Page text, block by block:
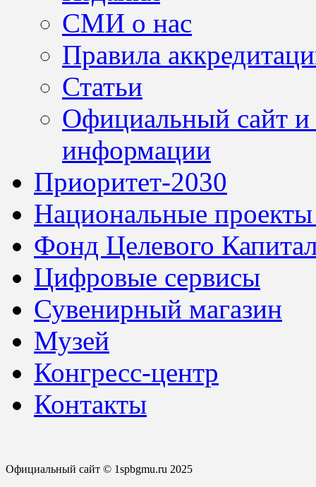
СМИ о нас
Правила
Статьи
Официальный сайт
информации
Приоритет-2030
Национальные
Фонд Целевого
Цифровые сервисы
Сувенирный магазин
Музей
Конгресс-центр
Контакты
Официальный сайт © 1spbgmu.ru 2025